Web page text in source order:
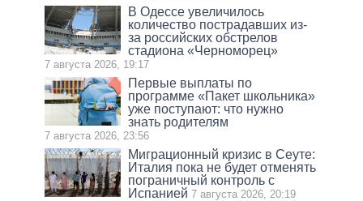
В Одессе увеличилось
количество пострадавших из-
за российских обстрелов
стадиона «Черноморец»
7 августа 2026, 19:17
Первые выплаты по
программе «Пакет школьника»
уже поступают: что нужно
знать родителям
7 августа 2026, 23:56
Миграционный кризис в Сеуте:
Италия пока не будет отменять
пограничный контроль с
Испанией 7 августа 2026, 20:19